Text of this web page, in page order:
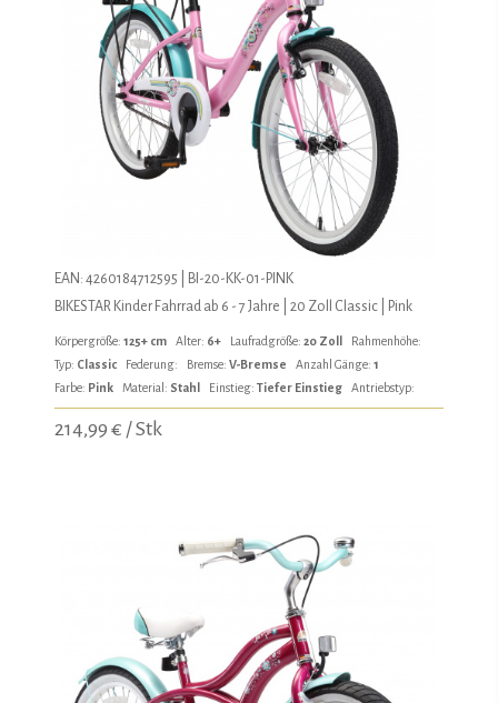
EAN: 4260184712595 | BI-20-KK-01-PINK
BIKESTAR Kinder Fahrrad ab 6 - 7 Jahre | 20 Zoll Classic | Pink
Körpergröße: 125+ cm Alter: 6+ Laufradgröße: 20 Zoll
Rahmenhöhe:
Typ: Classic Federung: Bremse: V-Bremse Anzahl Gänge: 1
Farbe: Pink Material: Stahl Einstieg: Tiefer Einstieg Antriebstyp:
214,99 € / Stk